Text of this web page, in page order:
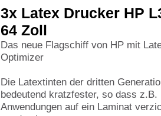
3x Latex Drucker HP
64 Zoll
Das neue Flagschiff von HP mit
Optimizer
Die Latextinten der dritten
bedeutend kratzfester, so dass z.B.
Anwendungen auf ein Laminat